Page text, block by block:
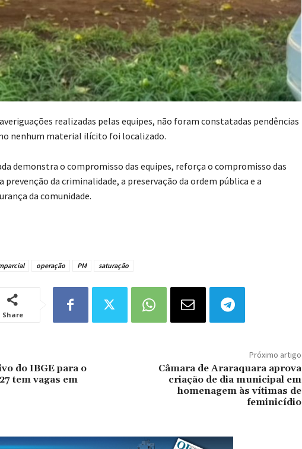
realizadas pelas equipes, não foram constatadas pendências
nenhum material ilícito foi localizado.
demonstra o compromisso das equipes, reforça o compromisso das
prevenção da criminalidade, a preservação da ordem pública e a
da comunidade.
operação PM saturação
Share
do IBGE para o
tem vagas em
Próximo artigo
Câmara de Araraquara aprova
criação de dia municipal em
homenagem às vítimas de
feminicídio